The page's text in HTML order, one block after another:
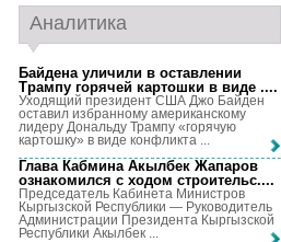
Аналитика
Байдена уличили в оставлении
Трампу горячей картошки в виде ....
Уходящий президент США Джо Байден
оставил избранному американскому
лидеру Дональду Трампу «горячую
картошку» в виде конфликта ...
Глава Кабмина Акылбек Жапаров
ознакомился с ходом строительс....
Председатель Кабинета Министров
Кыргызской Республики — Руководитель
Администрации Президента Кыргызской
Республики Акылбек ...